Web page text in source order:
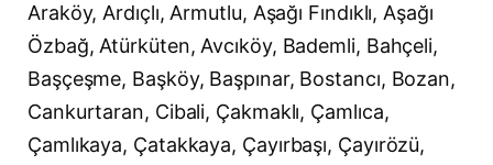
Araköy, Ardıçlı, Armutlu, Aşağı Fındıklı, Aşağı
Özbağ, Atürküten, Avcıköy, Bademli, Bahçeli,
Başçeşme, Başköy, Başpınar, Bostancı, Bozan,
Cankurtaran, Cibali, Çakmaklı, Çamlıca,
Çamlıkaya, Çatakkaya, Çayırbaşı, Çayırözü,